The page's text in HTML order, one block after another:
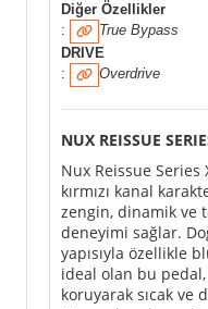
Diğer Özellikler
:
True Bypass
DRIVE
:
Overdrive
NUX REISSUE
Nux Reissue
kırmızı kanal
zengin, dinamik ve
deneyimi sağlar.
yapısıyla özellikle
ideal olan bu pedal,
koruyarak sıcak ve